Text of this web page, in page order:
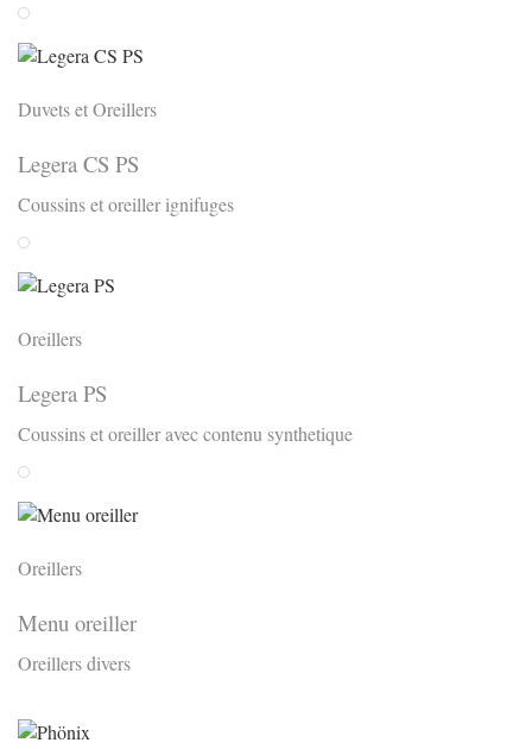
Weiss
Duvets et Oreillers
Legera CS PS
Coussins et oreiller ignifuges
Weiss
Oreillers
Legera PS
Coussins et oreiller avec contenu synthetique
Weiss
Oreillers
Menu oreiller
Oreillers divers